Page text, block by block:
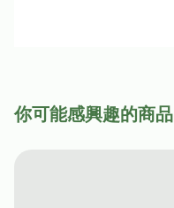
你可能感興趣的商品